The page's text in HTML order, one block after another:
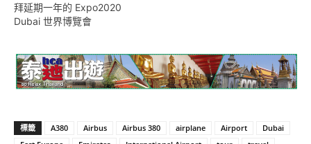
拜延期一年的 Expo2020
Dubai 世界博覽會
標籤 A380 Airbus Airbus 380 airplane Airport
Dubai